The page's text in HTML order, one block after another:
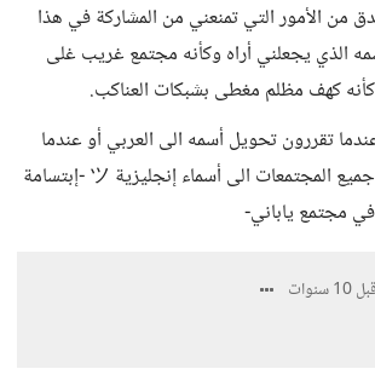
من الأمور التي تمنعني من المشاركة في هذا
الذي يجعلني أراه وكأنه مجتمع غريب غلى
كأنه كهف مظلم مغطى بشبكات العناكب.
تقررون تحويل أسمه الى العربي أو عندما
تغيرون أسماء جميع المجتمعات الى أسماء إنجليزية ツ -إبتسامة
في مجتمع ياباني-
قبل 10 سنوات